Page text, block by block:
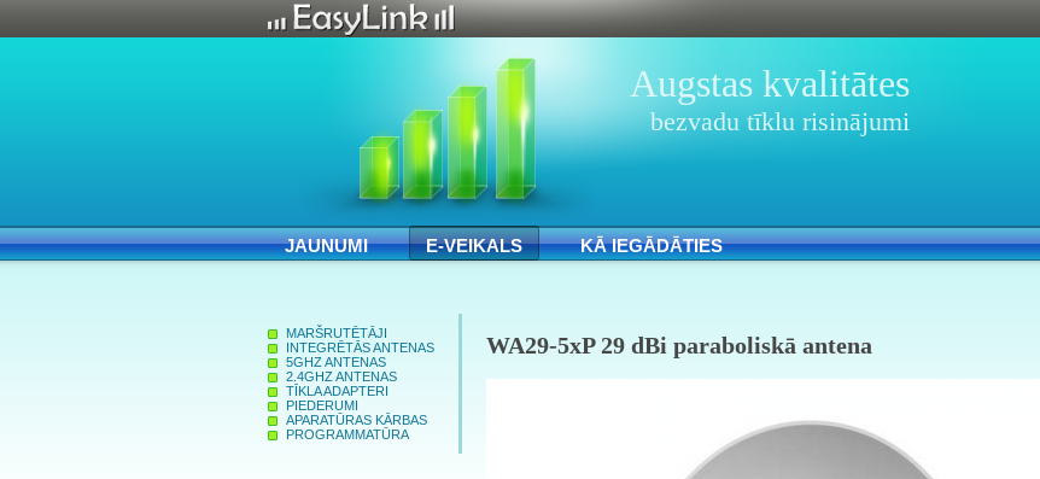
Augstas kvalitātes
bezvadu tīklu risinājumi
JAUNUMI E-VEIKALS KĀ IEGĀDĀTIES
MARŠRUTĒTĀJI
INTEGRĒTĀS ANTENAS
5GHZ ANTENAS
2.4GHZ ANTENAS
TĪKLA ADAPTERI
PIEDERUMI
APARATŪRAS KĀRBAS
PROGRAMMATŪRA
WA29-5xP 29 dBi paraboliskā antena